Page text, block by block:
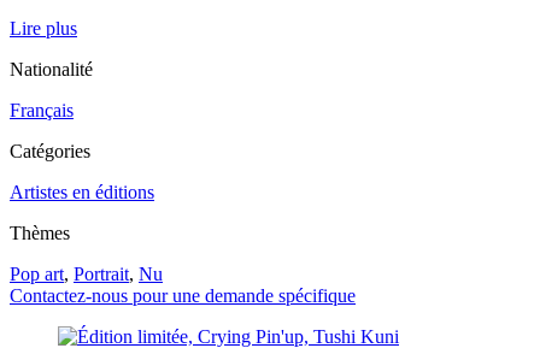
Lire plus
Nationalité
Français
Catégories
Artistes en éditions
Thèmes
Pop art, Portrait, Nu
Contactez-nous pour une demande spécifique